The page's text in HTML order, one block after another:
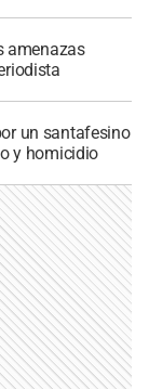
amenazas
un santafesino
y homicidio